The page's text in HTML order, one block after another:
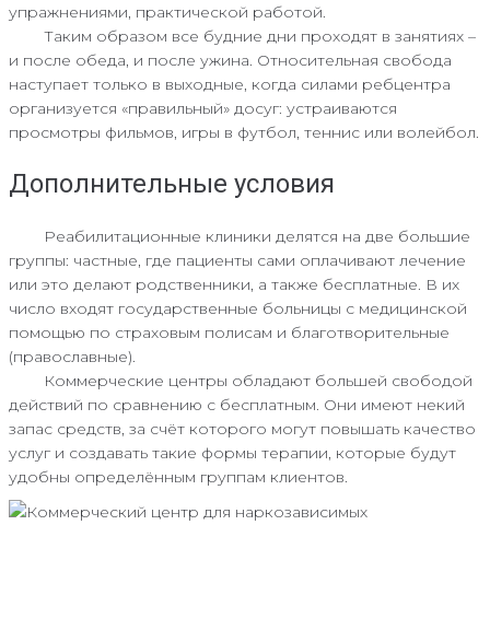
упражнениями, практической работой.
Таким образом все будние дни проходят в занятиях –
и после обеда, и после ужина. Относительная свобода
наступает только в выходные, когда силами ребцентра
организуется «правильный» досуг: устраиваются
просмотры фильмов, игры в футбол, теннис или волейбол.
Дополнительные условия
Реабилитационные клиники делятся на две большие
группы: частные, где пациенты сами оплачивают лечение
или это делают родственники, а также бесплатные. В их
число входят государственные больницы с медицинской
помощью по страховым полисам и благотворительные
(православные).
Коммерческие центры обладают большей свободой
действий по сравнению с бесплатным. Они имеют некий
запас средств, за счёт которого могут повышать качество
услуг и создавать такие формы терапии, которые будут
удобны определённым группам клиентов.